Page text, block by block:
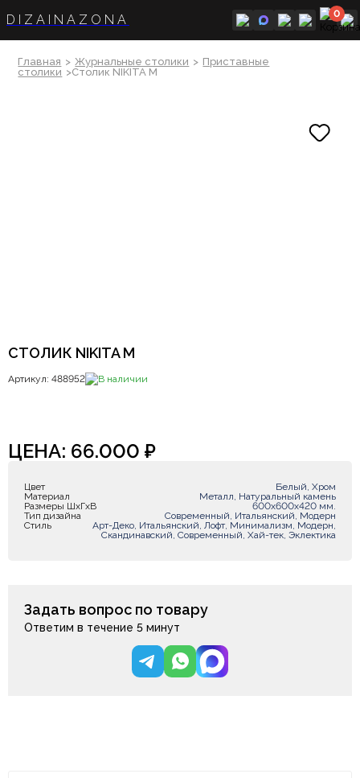
DIZAINAZONA 0
Главная > Журнальные столики > Приставные
столики >Столик NIKITA M
СТОЛИК NIKITA M
Артикул: 488952 В наличии
ЦЕНА: 66.000 ₽
Цвет
Белый, Хром
Материал
Металл, Натуральный камень
Размеры ШxГxВ
600х600х420 мм.
Тип дизайна
Современный, Итальянский, Модерн
Стиль
Арт-Деко, Итальянский, Лофт, Минимализм, Модерн,
Скандинавский, Современный, Хай-тек, Эклектика
Задать вопрос по товару
Ответим в течение 5 минут